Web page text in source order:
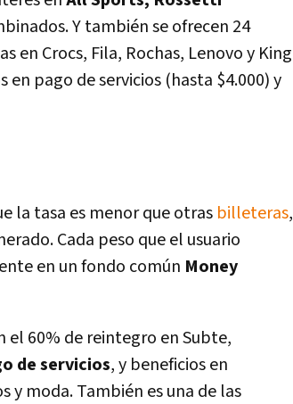
Y también se ofrecen 24
en Crocs, Fila, Rochas, Lenovo y King
pago de servicios (hasta $4.000) y
la tasa es menor que otras billeteras,
Cada peso que el usuario
en un fondo común Money
el 60% de reintegro en Subte,
de servicios, y beneficios en
moda. También es una de las